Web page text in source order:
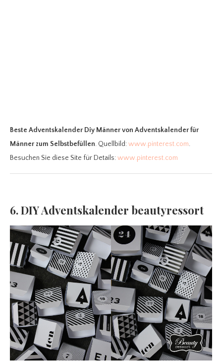
Beste Adventskalender Diy Männervon Adventskalender für
Männer zum Selbstbefüllen. Quellbild:www.pinterest.com.
Besuchen Sie diese Site für Details:www.pinterest.com
6. DIY Adventskalender beautyressort